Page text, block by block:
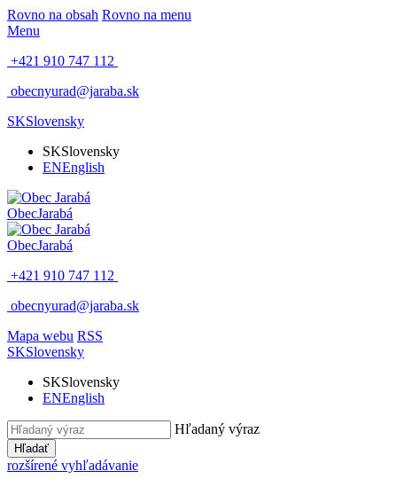
Rovno na obsah Rovno na menu
Menu
+421 910 747 112
obecnyurad@jaraba.sk
SKSlovensky
SKSlovensky
ENEnglish
ObecJarabá
ObecJarabá
+421 910 747 112
obecnyurad@jaraba.sk
Mapa webu RSS
SKSlovensky
SKSlovensky
ENEnglish
Hľadaný výraz
Hľadať
rozšírené vyhľadávanie